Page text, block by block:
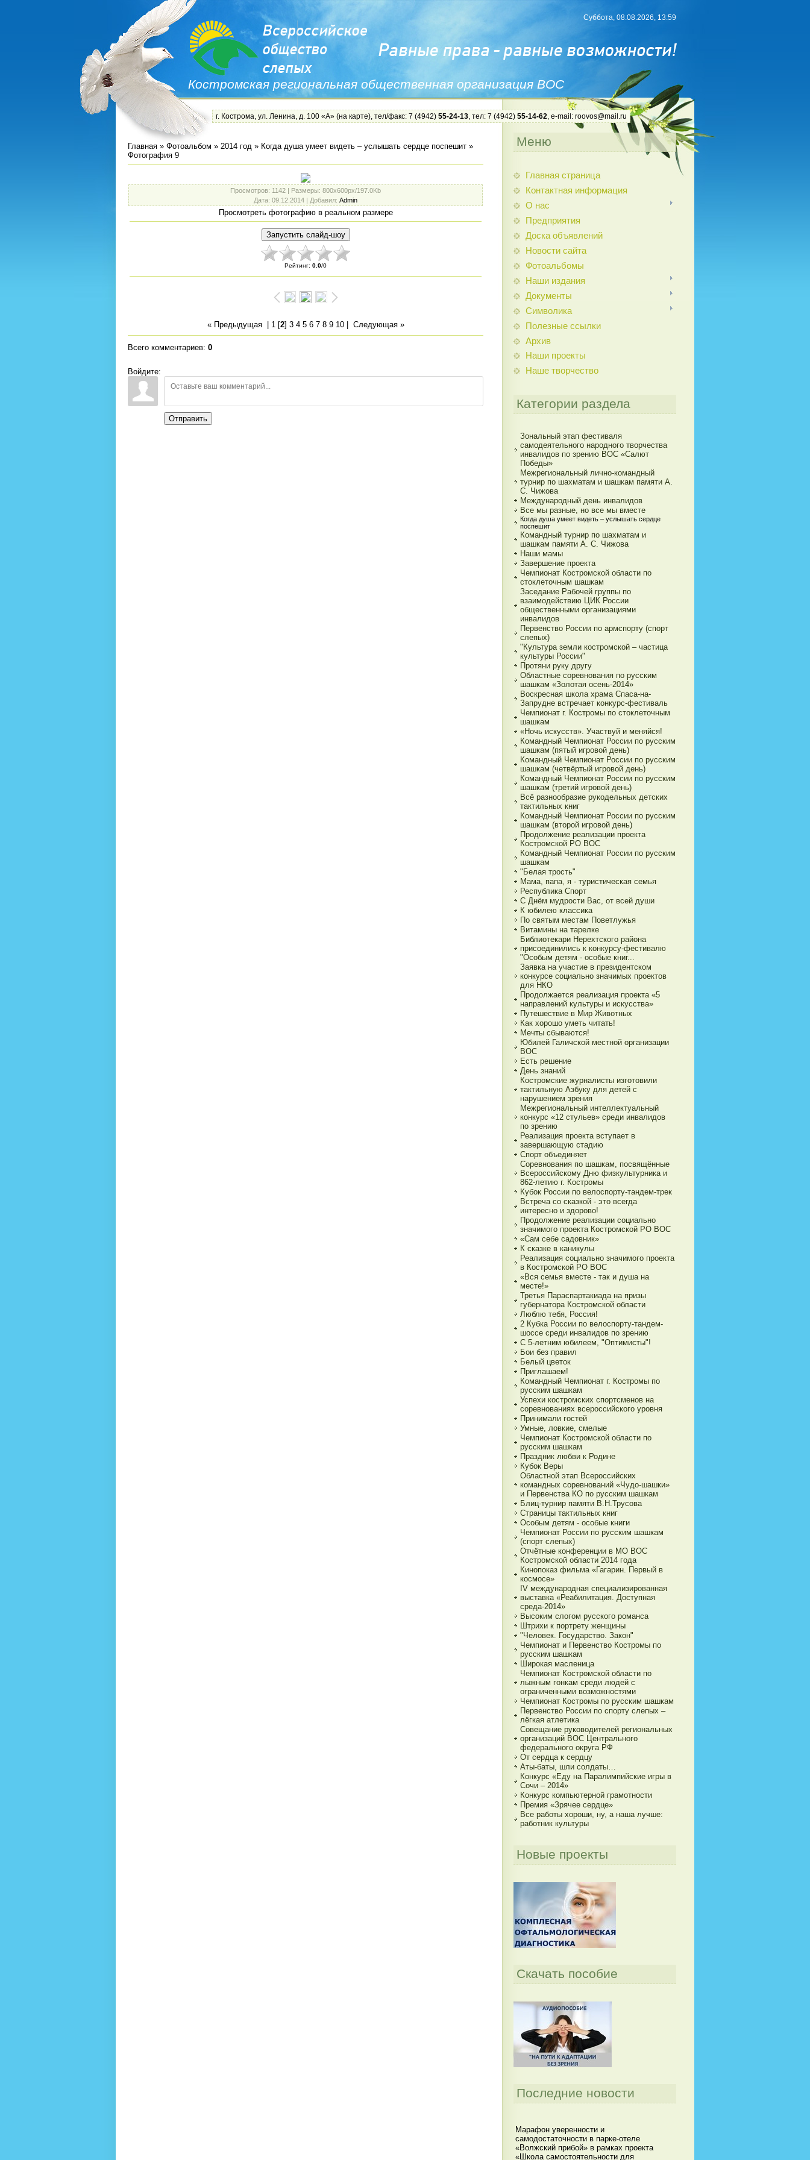
Костромская региональная общественная организация ВОС
Суббота, 08.08.2026, 13:59
г. Кострома, ул. Ленина, д. 100 «А» (на карте), тел/факс: 7 (4942) 55-24-13, тел: 7 (4942) 55-14-62, e-mail: roovos@mail.ru
Главная » Фотоальбом » 2014 год » Когда душа умеет видеть – услышать сердце поспешит »
Фотография 9
Просмотров: 1142 | Размеры: 800x600px/197.0Kb
Дата: 09.12.2014 | Добавил: Admin
Просмотреть фотографию в реальном размере
Рейтинг: 0.0/0
« Предыдущая| 1[2] 3 4 5 6 7 8 9 10| Следующая »
Всего комментариев: 0
Войдите:
Отправить
Меню
Главная страница
Контактная информация
О нас
Предприятия
Доска объявлений
Новости сайта
Фотоальбомы
Наши издания
Документы
Символика
Полезные ссылки
Архив
Наши проекты
Наше творчество
Категории раздела
Зональный этап фестиваля
самодеятельного народного творчества
инвалидов по зрению ВОС «Салют
Победы»
Межрегиональный лично-командный
турнир по шахматам и шашкам памяти А.
С. Чижова
Международный день инвалидов
Все мы разные, но все мы вместе
Когда душа умеет видеть – услышать сердце
поспешит
Командный турнир по шахматам и
шашкам памяти А. С. Чижова
Наши мамы
Завершение проекта
Чемпионат Костромской области по
стоклеточным шашкам
Заседание Рабочей группы по
взаимодействию ЦИК России
общественными организациями
инвалидов
Первенство России по армспорту (спорт
слепых)
"Культура земли костромской – частица
культуры России"
Протяни руку другу
Областные соревнования по русским
шашкам «Золотая осень-2014»
Воскресная школа храма Спаса-на-
Запрудне встречает конкурс-фестиваль
Чемпионат г. Костромы по стоклеточным
шашкам
«Ночь искусств». Участвуй и меняйся!
Командный Чемпионат России по русским
шашкам (пятый игровой день)
Командный Чемпионат России по русским
шашкам (четвёртый игровой день)
Командный Чемпионат России по русским
шашкам (третий игровой день)
Всё разнообразие рукодельных детских
тактильных книг
Командный Чемпионат России по русским
шашкам (второй игровой день)
Продолжение реализации проекта
Костромской РО ВОС
Командный Чемпионат России по русским
шашкам
"Белая трость"
Мама, папа, я - туристическая семья
Республика Спорт
С Днём мудрости Вас, от всей души
К юбилею классика
По святым местам Поветлужья
Витамины на тарелке
Библиотекари Нерехтского района
присоединились к конкурсу-фестивалю
"Особым детям - особые книг...
Заявка на участие в президентском
конкурсе социально значимых проектов
для НКО
Продолжается реализация проекта «5
направлений культуры и искусства»
Путешествие в Мир Животных
Как хорошо уметь читать!
Мечты сбываются!
Юбилей Галичской местной организации
ВОС
Есть решение
День знаний
Костромские журналисты изготовили
тактильную Азбуку для детей с
нарушением зрения
Межрегиональный интеллектуальный
конкурс «12 стульев» среди инвалидов
по зрению
Реализация проекта вступает в
завершающую стадию
Спорт объединяет
Соревнования по шашкам, посвящённые
Всероссийскому Дню физкультурника и
862-летию г. Костромы
Кубок России по велоспорту-тандем-трек
Встреча со сказкой - это всегда
интересно и здорово!
Продолжение реализации социально
значимого проекта Костромской РО ВОС
«Сам себе садовник»
К сказке в каникулы
Реализация социально значимого проекта
в Костромской РО ВОС
«Вся семья вместе - так и душа на
месте!»
Третья Параспартакиада на призы
губернатора Костромской области
Люблю тебя, Россия!
2 Кубка России по велоспорту-тандем-
шоссе среди инвалидов по зрению
С 5-летним юбилеем, "Оптимисты"!
Бои без правил
Белый цветок
Приглашаем!
Командный Чемпионат г. Костромы по
русским шашкам
Успехи костромских спортсменов на
соревнованиях всероссийского уровня
Принимали гостей
Умные, ловкие, смелые
Чемпионат Костромской области по
русским шашкам
Праздник любви к Родине
Кубок Веры
Областной этап Всероссийских
командных соревнований «Чудо-шашки»
и Первенства КО по русским шашкам
Блиц-турнир памяти В.Н.Трусова
Страницы тактильных книг
Особым детям - особые книги
Чемпионат России по русским шашкам
(спорт слепых)
Отчётные конференции в МО ВОС
Костромской области 2014 года
Кинопоказ фильма «Гагарин. Первый в
космосе»
IV международная специализированная
выставка «Реабилитация. Доступная
среда-2014»
Высоким слогом русского романса
Штрихи к портрету женщины
"Человек. Государство. Закон"
Чемпионат и Первенство Костромы по
русским шашкам
Широкая масленица
Чемпионат Костромской области по
лыжным гонкам среди людей с
ограниченными возможностями
Чемпионат Костромы по русским шашкам
Первенство России по спорту слепых –
лёгкая атлетика
Совещание руководителей региональных
организаций ВОС Центрального
федерального округа РФ
От сердца к сердцу
Аты-баты, шли солдаты…
Конкурс «Еду на Паралимпийские игры в
Сочи – 2014»
Конкурс компьютерной грамотности
Премия «Зрячее сердце»
Все работы хороши, ну, а наша лучше:
работник культуры
Новые проекты
Скачать пособие
Последние новости
Марафон уверенности и
самодостаточности в парке-отеле
«Волжский прибой» в рамках проекта
«Школа самостоятельности для